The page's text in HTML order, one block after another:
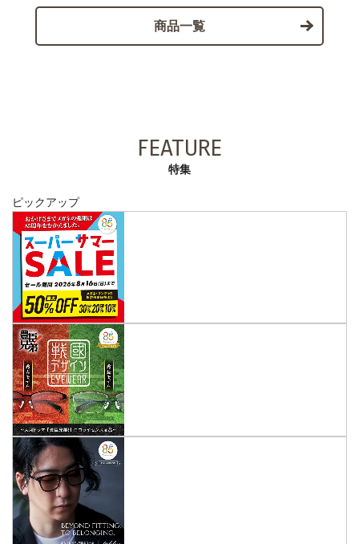
商品一覧
FEATURE
特集
ピックアップ